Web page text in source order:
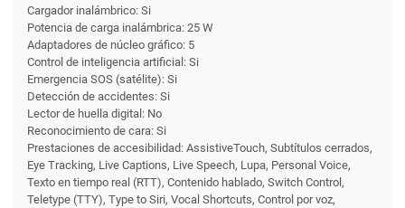
Cargador inalámbrico: Si
Potencia de carga inalámbrica: 25 W
Adaptadores de núcleo gráfico: 5
Control de inteligencia artificial: Si
Emergencia SOS (satélite): Si
Detección de accidentes: Si
Lector de huella digital: No
Reconocimiento de cara: Si
Prestaciones de accesibilidad: AssistiveTouch, Subtítulos cerrados,
Eye Tracking, Live Captions, Live Speech, Lupa, Personal Voice,
Texto en tiempo real (RTT), Contenido hablado, Switch Control,
Teletype (TTY), Type to Siri, Vocal Shortcuts, Control por voz,